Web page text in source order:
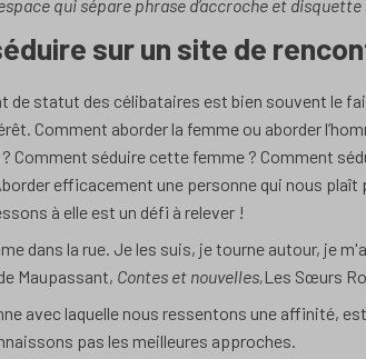
qui sépare phrase d’accroche et disquette
sur un site de
de statut des célibataires est bien souvent le
Comment aborder la femme ou aborder
séduire cette femme ? Comment
efficacement une personne qui nous plaît
à elle est un défi à relever !
dans la rue. Je les suis, je tourne autour, je
Maupassant, Contes et nouvelles,Les Sœurs
avec laquelle nous ressentons une affinité,
pas les meilleures approches.